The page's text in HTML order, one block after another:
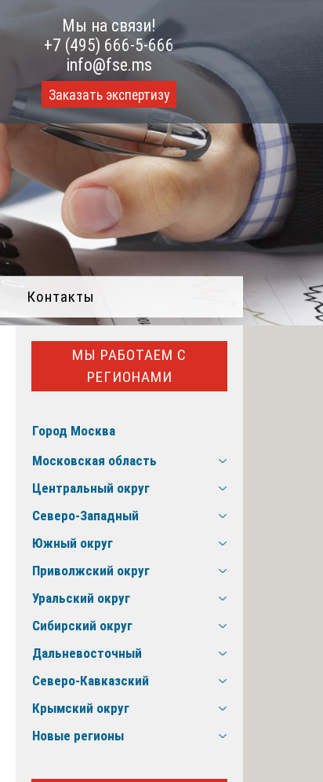
Мы на связи!
+7 (495) 666-5-666
info@fse.ms
Заказать экспертизу
Контакты
МЫ РАБОТАЕМ С
РЕГИОНАМИ
Город Москва
Московская область
Центральный округ
Северо-Западный
Южный округ
Приволжский округ
Уральский округ
Сибирский округ
Дальневосточный
Северо-Кавказский
Крымский округ
Новые регионы